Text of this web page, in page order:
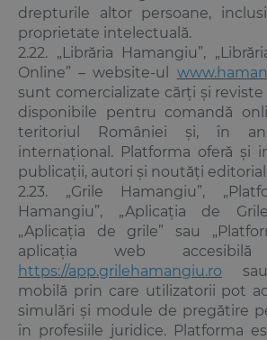
drepturile altor persoane,
proprietate intelectuală.
2.22. „Librăria Hamangiu”,
Online” – website-ul
sunt comercializate cărți și
disponibile pentru comandă
teritoriul României și, în
internațional. Platforma oferă și
publicații, autori și noutăți
2.23. „Grile Hamangiu”,
Hamangiu”, „Aplicația de
„Aplicația de grile” sau
aplicația web
https://app.grilehamangiu.ro
mobilă prin care utilizatorii pot
simulări și module de pregătire
în profesiile juridice. Platforma